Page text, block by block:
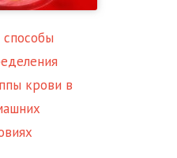
способы
крови в